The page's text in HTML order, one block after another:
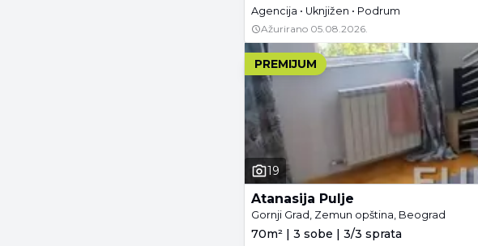
Agencija • Uknjižen • Podrum
Ažurirano 05.08.2026.
PREMIJUM
19
Atanasija Pulje
Gornji Grad, Zemun opština, Beograd
70m² | 3 sobe | 3/3 sprata